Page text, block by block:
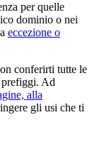
per quelle
dominio o nei
eccezione o
conferirti tutte le
prefiggi. Ad
alla
gli usi che ti